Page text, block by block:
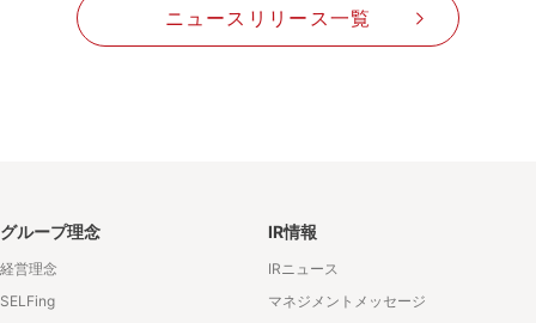
ニュースリリース一覧
グループ理念
経営理念
SELFing
IR情報
IRニュース
マネジメントメッセージ